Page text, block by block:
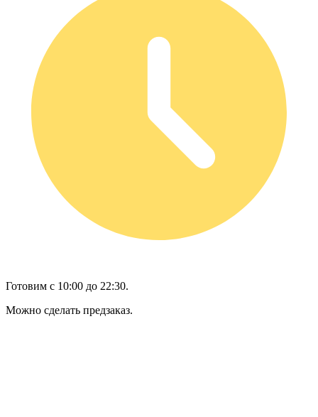
Готовим с 10:00 до 22:30.
Можно сделать предзаказ.